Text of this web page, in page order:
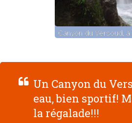
Canyon du Versoud, à
Un Canyon du
eau, bien sportif!
la régalade!!!